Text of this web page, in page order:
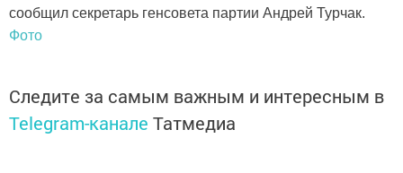
сообщил секретарь генсовета партии Андрей Турчак.
Фото
Следите за самым важным и интересным в
Telegram-канале Татмедиа